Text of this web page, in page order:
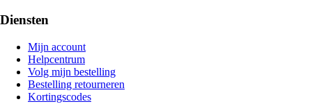
Diensten
Mijn account
Helpcentrum
Volg mijn bestelling
Bestelling retourneren
Kortingscodes